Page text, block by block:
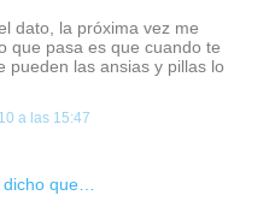
dato, la próxima vez me
que pasa es que cuando te
pueden las ansias y pillas lo
a las 15:47
dicho que…